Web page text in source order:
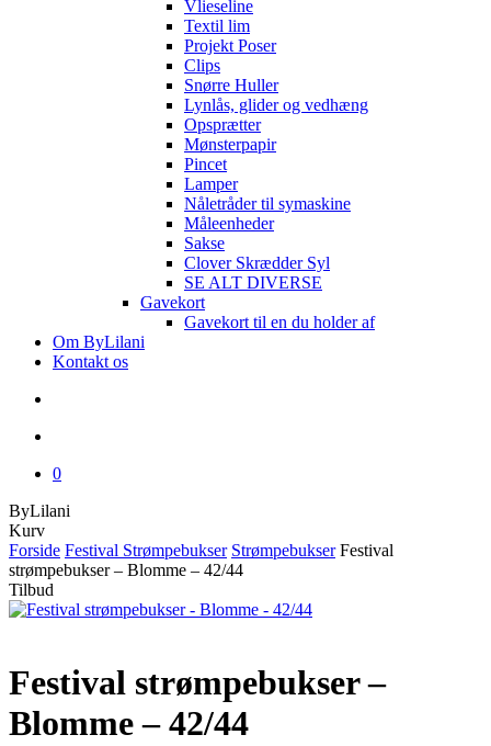
Vlieseline
Textil lim
Projekt Poser
Clips
Snørre Huller
Lynlås, glider og vedhæng
Opsprætter
Mønsterpapir
Pincet
Lamper
Nåletråder til symaskine
Måleenheder
Sakse
Clover Skrædder Syl
SE ALT DIVERSE
Gavekort
Gavekort til en du holder af
Om ByLilani
Kontakt os
0
ByLilani
KurvClose
Cart
Forside Festival Strømpebukser Strømpebukser Festival
strømpebukser – Blomme – 42/44
Tilbud
Festival strømpebukser –
Blomme – 42/44